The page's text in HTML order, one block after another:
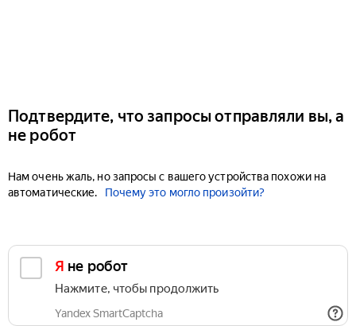
Подтвердите, что запросы отправляли вы, а
не робот
Нам очень жаль, но запросы с вашего устройства похожи на
автоматические.
Почему это могло произойти?
Я не робот
Нажмите, чтобы продолжить
Yandex SmartCaptcha